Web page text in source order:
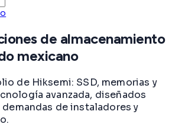
de almacenamiento
mexicano
de Hiksemi: SSD, memorias y
avanzada, diseñados
de instaladores y